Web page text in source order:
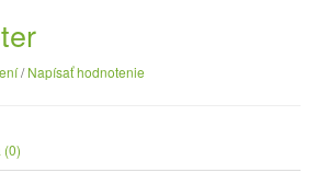
/Napísať hodnotenie
(0)